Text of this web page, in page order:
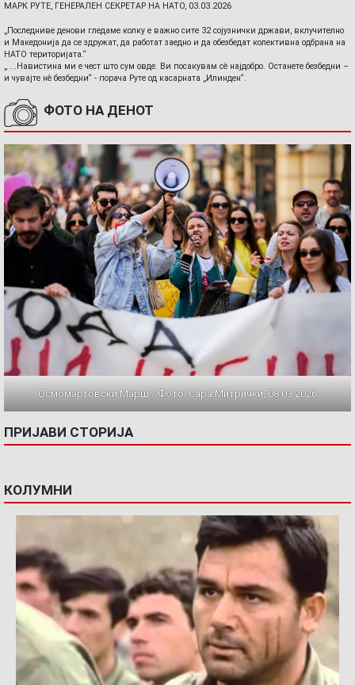
МАРК РУТЕ, ГЕНЕРАЛЕН СЕКРЕТАР НА НАТО, 03.03.2026
„Последниве денови гледаме колку е важно сите 32 сојузнички држави, вклучително
и Македонија да се здружат, да работат заедно и да обезбедат колективна одбрана на
НАТО територијата.“
„ ...Навистина ми е чест што сум овде. Ви посакувам сè најдобро. Останете безбедни –
и чувајте нè безбедни“ - порача Руте од касарната „Илинден“.
ФОТО НА ДЕНОТ
Осмомартовски Марш / Фото: Сара Митрички, 08.03.2026
ПРИЈАВИ СТОРИЈА
КОЛУМНИ